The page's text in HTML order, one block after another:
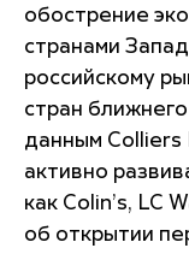
обострение
странами
российскому
стран
данным Colliers
активно
как Colin’s, LC
об открытии